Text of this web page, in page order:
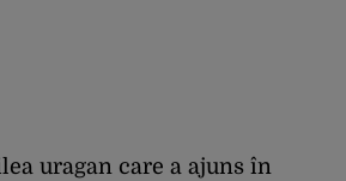
uragan care a ajuns în